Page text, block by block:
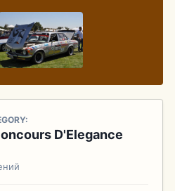
D'Elegance